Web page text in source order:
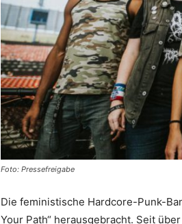
Foto: Pressefreigabe
Die feministische Hardcore-Punk-
Your Path“ herausgebracht. Seit